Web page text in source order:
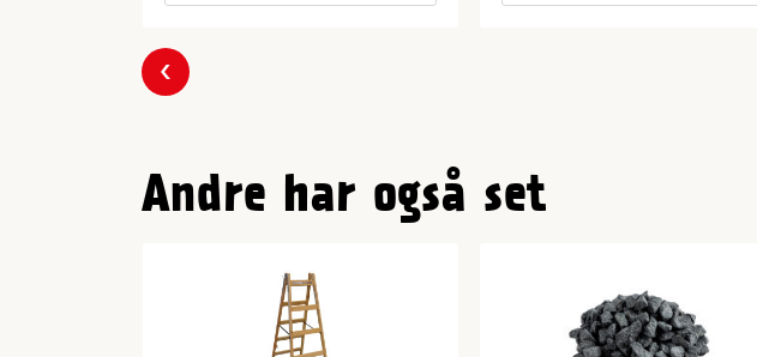
Forrige
Andre har også set